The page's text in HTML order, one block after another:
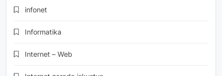
infonet
Informatika
Internet – Web